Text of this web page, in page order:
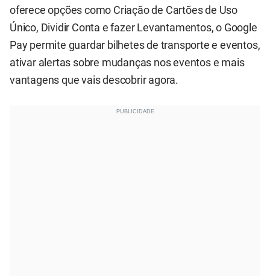
oferece opções como Criação de Cartões de Uso
Único, Dividir Conta e fazer Levantamentos, o Google
Pay permite guardar bilhetes de transporte e eventos,
ativar alertas sobre mudanças nos eventos e mais
vantagens que vais descobrir agora.